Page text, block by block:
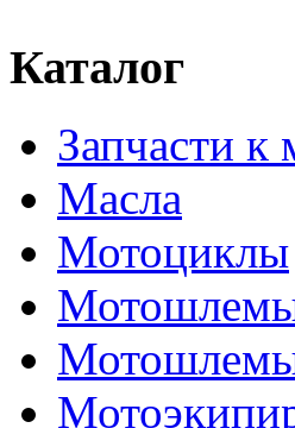
Каталог
Запчасти к
Масла
Мотоциклы